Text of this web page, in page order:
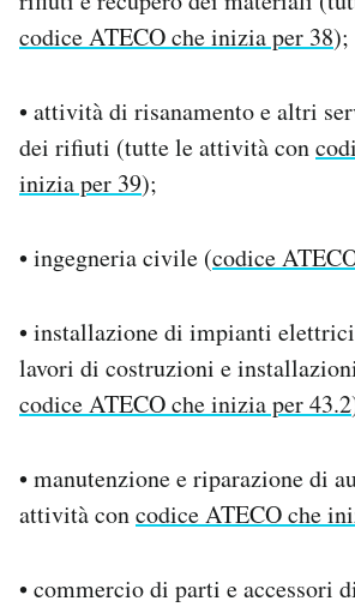
codice ATECO che inizia per 38);
• attività di risanamento e altri
dei rifiuti (tutte le attività con
inizia per 39);
• ingegneria civile (codice
• installazione di impianti
lavori di costruzioni e
codice ATECO che inizia per 43.2
• manutenzione e riparazione di
attività concodice ATECO che
• commercio di parti e accessori